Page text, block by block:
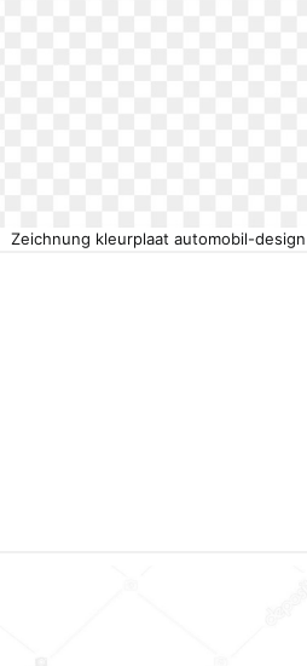
Zeichnung kleurplaat automobil-